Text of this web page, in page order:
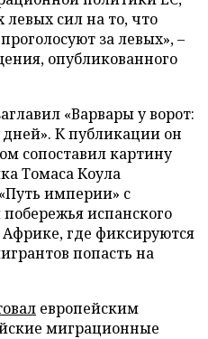
сил на то, что
за левых», –
опубликованного
«Варвары у ворот:
К публикации он
сопоставил картину
Томаса Коула
империи» с
испанского
Африке, где фиксируются
попасть на
европейским
миграционные